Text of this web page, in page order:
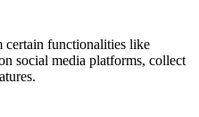
certain functionalities like
social media platforms, collect